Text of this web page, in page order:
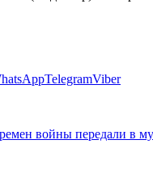
TelegramViber
войны передали в